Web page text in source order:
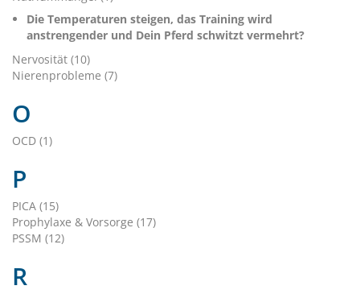
Die Temperaturen steigen, das Training wird
anstrengender und Dein Pferd schwitzt vermehrt?
Nervosität (10)
Nierenprobleme (7)
O
OCD (1)
P
PICA (15)
Prophylaxe & Vorsorge (17)
PSSM (12)
R